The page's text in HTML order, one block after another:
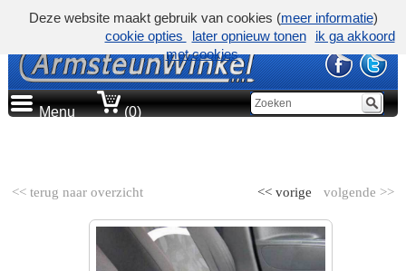
Menu (0)
<< terug naar overzicht volgende >>
<< vorige
Deze website maakt gebruik van cookies (meer informatie)
cookie opties
later opnieuw tonen
ik ga akkoord
met cookies